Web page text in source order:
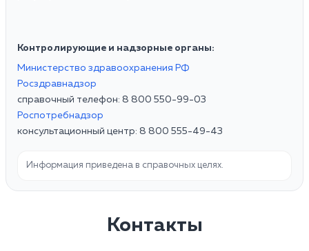
Контролирующие и надзорные органы:
Министерство здравоохранения РФ
Росздравнадзор
справочный телефон: 8 800 550-99-03
Роспотребнадзор
консультационный центр: 8 800 555-49-43
Информация приведена в справочных целях.
Контакты